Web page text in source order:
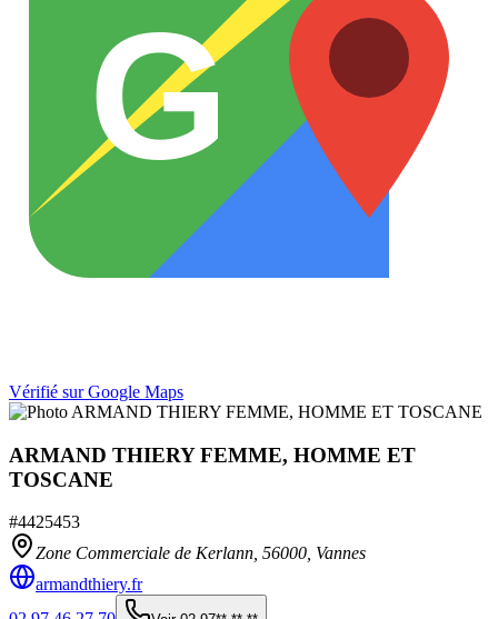
G
Vérifié sur Google Maps
ARMAND THIERY FEMME, HOMME ET
TOSCANE
#4425453
Zone Commerciale de Kerlann, 56000, Vannes
armandthiery.fr